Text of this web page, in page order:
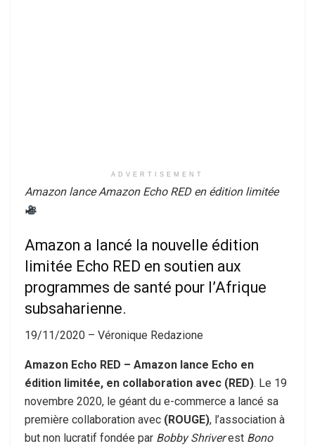
ADVERTISEMENT
Amazon lance Amazon Echo RED en édition limitée
Amazon a lancé la nouvelle édition
limitée Echo RED en soutien aux
programmes de santé pour l’Afrique
subsaharienne.
19/11/2020 – Véronique Redazione
Amazon Echo RED – Amazon lance Echo en
édition limitée, en collaboration avec (RED). Le 19
novembre 2020, le géant du e-commerce a lancé sa
première collaboration avec (ROUGE), l’association à
but non lucratif fondée par Bobby Shriverest Bono